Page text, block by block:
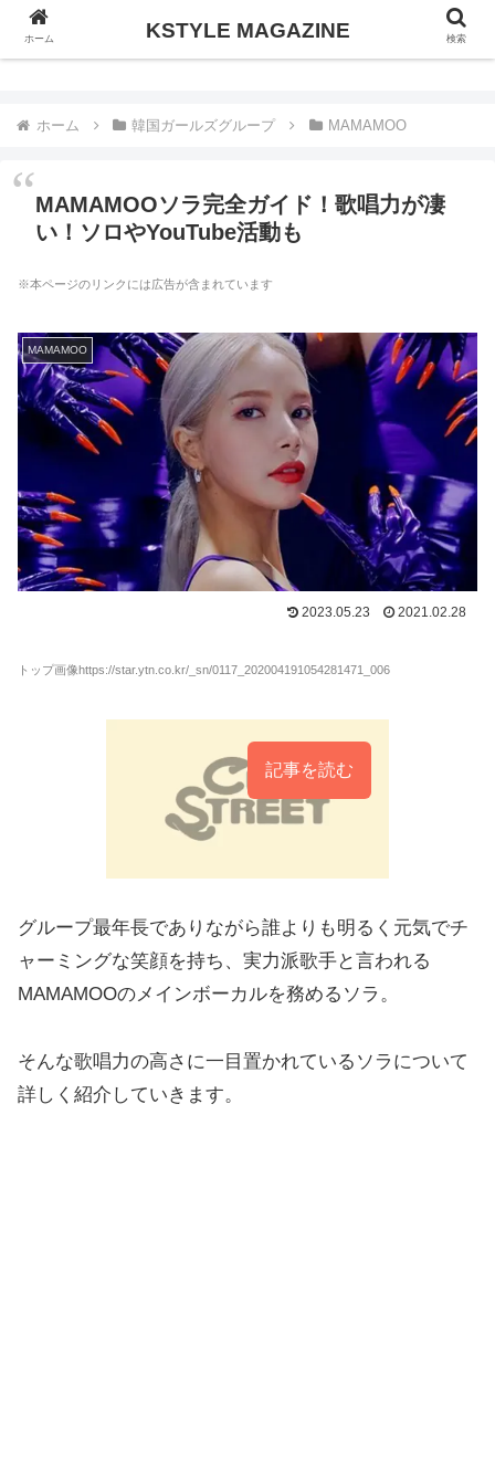
KSTYLE MAGAZINE
ホーム 韓国ガールズグループ MAMAMOO
MAMAMOOソラ完全ガイド！歌唱力が凄
い！ソロやYouTube活動も
※本ページのリンクには広告が含まれています
MAMAMOO
2023.05.23 2021.02.28
トップ画像https://star.ytn.co.kr/_sn/0117_202004191054281471_006
記事を読む
グループ最年長でありながら誰よりも明るく元気でチ
ャーミングな笑顔を持ち、実力派歌手と言われる
MAMAMOOのメインボーカルを務めるソラ。
そんな歌唱力の高さに一目置かれているソラについて
詳しく紹介していきます。
ホーム KSTYLE MAGAZINE 検索